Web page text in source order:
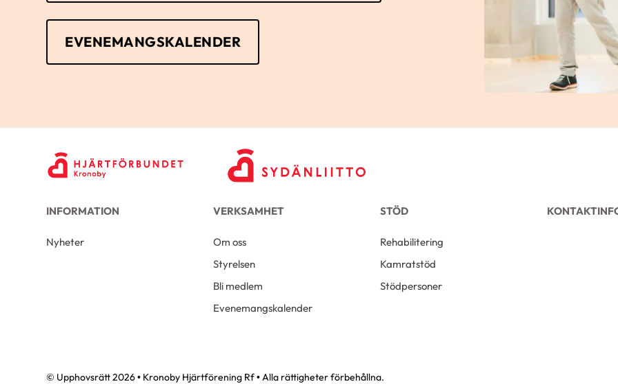
EVENEMANGSKALENDER
INFORMATION
Nyheter
VERKSAMHET
Om oss
Styrelsen
Bli medlem
Evenemangskalender
STÖD
Rehabilitering
Kamratstöd
Stödpersoner
© Upphovsrätt 2026 • Kronoby Hjärtförening Rf • Alla rättigheter förbehållna.